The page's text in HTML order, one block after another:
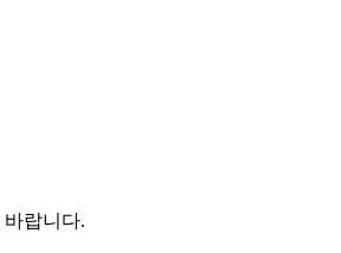
랍니다.